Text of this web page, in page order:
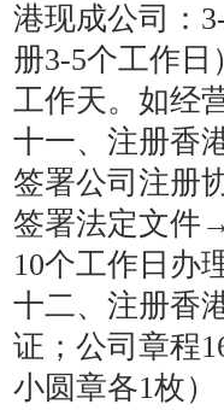
港现成公司：
册3-5个工作
工作天。如经
十一、注册香
签署公司注册
签署法定文件
10个工作日
十二、注册香
证；公司章程
小圆章各1枚